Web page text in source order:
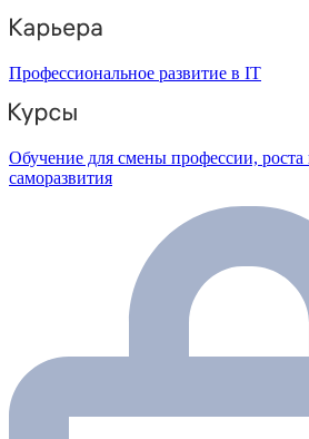
Профессиональное развитие в IT
Обучение для смены профессии, роста
саморазвития